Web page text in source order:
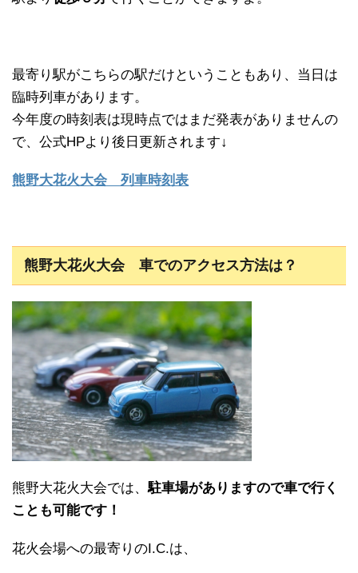
最寄り駅がこちらの駅だけということもあり、当日は
臨時列車があります。
今年度の時刻表は現時点ではまだ発表がありませんの
で、公式HPより後日更新されます↓
熊野大花火大会 列車時刻表
熊野大花火大会 車でのアクセス方法は？
熊野大花火大会では、駐車場がありますので車で行く
ことも可能です！
花火会場への最寄りのI.C.は、